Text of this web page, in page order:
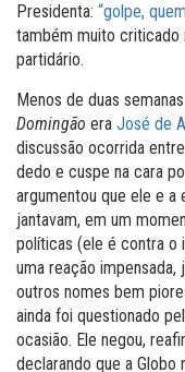
Presidenta: “golpe,
também muito criticado
partidário.
Menos de duas
Domingão era José de
discussão ocorrida
dedo e cuspe na cara
argumentou que ele e a
jantavam, em um
políticas (ele é contra o
uma reação
outros nomes bem
ainda foi questionado
ocasião. Ele negou,
declarando que a Globo